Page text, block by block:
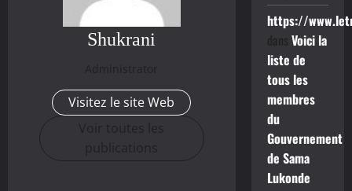
Shukrani
Administrator
Visitez le site Web
Voir toutes les
publications
https://
dans Voici la
liste de
tous les
membres
du
Gouvernement
de Sama
Lukonde